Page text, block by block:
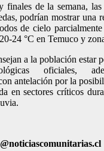
finales de la semana,
podrían mostrar una
de cielo
24 °C en Temuco y
a la población estar
oficiales,
antelación por la
en sectores críticos